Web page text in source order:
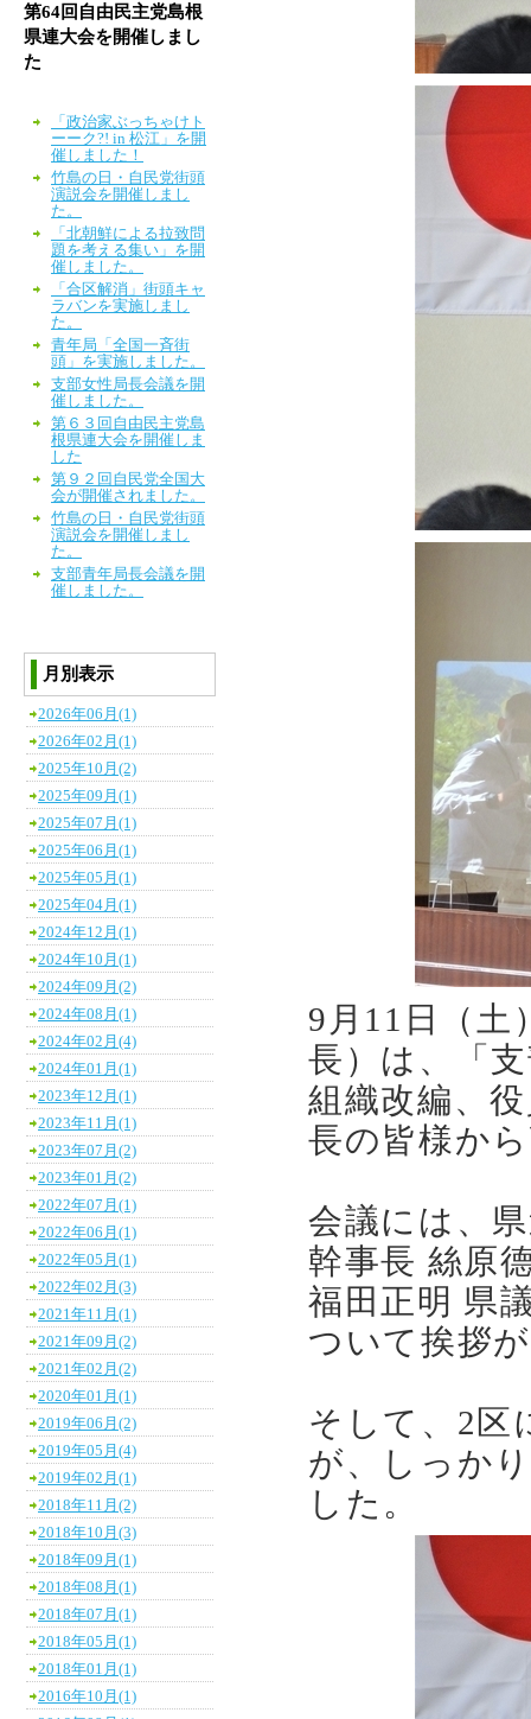
9月11日（土
長）は、「
組織改編、
長の皆様か
会議には、
幹事長 絲原
福田正明 県
ついて挨拶
そして、2区
が、しっか
した。
第64回自由民主党島根
県連大会を開催しまし
た
「政治家ぶっちゃけト
ーーク?! in 松江」を開
催しました！
竹島の日・自民党街頭
演説会を開催しまし
た。
「北朝鮮による拉致問
題を考える集い」を開
催しました。
「合区解消」街頭キャ
ラバンを実施しまし
た。
青年局「全国一斉街
頭」を実施しました。
支部女性局長会議を開
催しました。
第６３回自由民主党島
根県連大会を開催しま
した
第９２回自民党全国大
会が開催されました。
竹島の日・自民党街頭
演説会を開催しまし
た。
支部青年局長会議を開
催しました。
月別表示
2026年06月(1)
2026年02月(1)
2025年10月(2)
2025年09月(1)
2025年07月(1)
2025年06月(1)
2025年05月(1)
2025年04月(1)
2024年12月(1)
2024年10月(1)
2024年09月(2)
2024年08月(1)
2024年02月(4)
2024年01月(1)
2023年12月(1)
2023年11月(1)
2023年07月(2)
2023年01月(2)
2022年07月(1)
2022年06月(1)
2022年05月(1)
2022年02月(3)
2021年11月(1)
2021年09月(2)
2021年02月(2)
2020年01月(1)
2019年06月(2)
2019年05月(4)
2019年02月(1)
2018年11月(2)
2018年10月(3)
2018年09月(1)
2018年08月(1)
2018年07月(1)
2018年05月(1)
2018年01月(1)
2016年10月(1)